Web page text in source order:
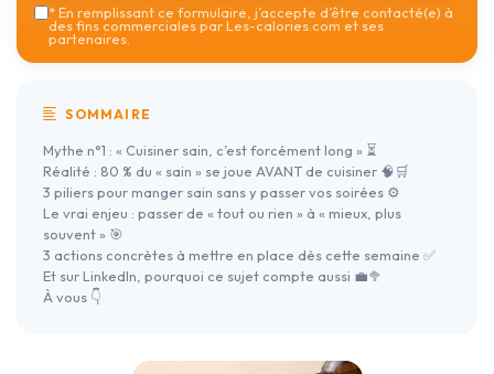
*En remplissant ce formulaire, j’accepte d’être contacté(e) à
des fins commerciales par Les-calories.com et ses
partenaires.
SOMMAIRE
Mythe n°1 : « Cuisiner sain, c’est forcément long » ⏳
Réalité : 80 % du « sain » se joue AVANT de cuisiner 🧠🛒
3 piliers pour manger sain sans y passer vos soirées ⚙️
Le vrai enjeu : passer de « tout ou rien » à « mieux, plus
souvent » 🎯
3 actions concrètes à mettre en place dès cette semaine ✅
Et sur LinkedIn, pourquoi ce sujet compte aussi 💼🥦
À vous 👇